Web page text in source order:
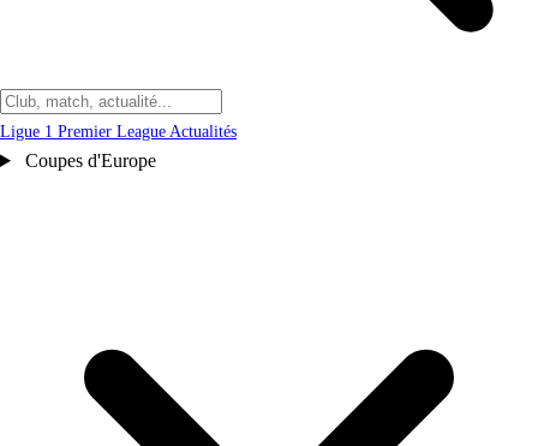
Ligue 1 Premier League Actualités
Coupes d'Europe